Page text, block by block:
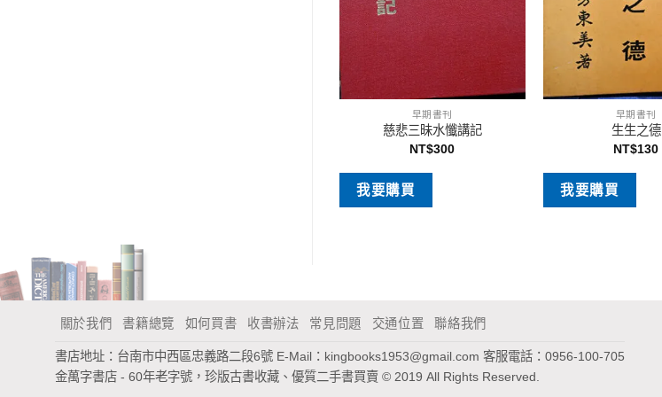
早期書刊
慈悲三昧水懺講記
NT$300
我要購買
早期書刊
生生之德
NT$130
我要購買
關於我們 書籍總覽 如何買書 收書辦法 常見問題 交通位置 聯絡我們
書店地址：台南市中西區忠義路二段6號 E-Mail： kingbooks1953@gmail.com 客服電話：0956-100-705
金萬字書店 - 60年老字號，珍版古書收藏、優質二手書買賣 © 2019 All Rights Reserved.